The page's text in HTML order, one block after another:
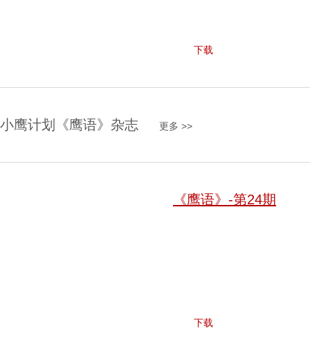
下载
小鹰计划《鹰语》杂志 更多 >>
《鹰语》-第24期
下载